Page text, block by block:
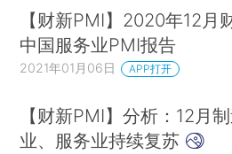
【财新PMI】2020年12月
中国服务业PMI报告
2021年01月06日 APP打开
【财新PMI】分析：12月
业、服务业持续复苏